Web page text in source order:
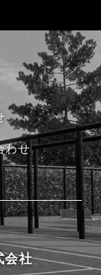
会社
わせ